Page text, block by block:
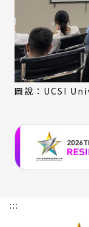
圖說：UCSI
:::